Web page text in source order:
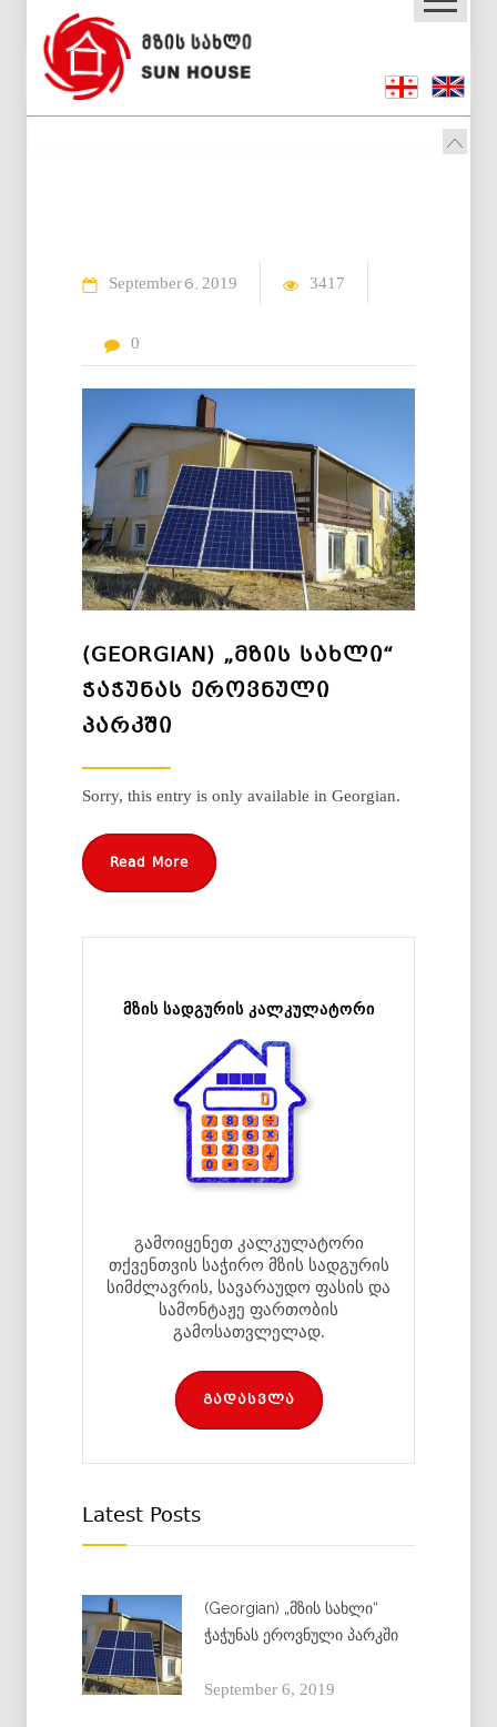
September 6 2019 3417
0
(GEORGIAN) „ᲛᲖᲘᲡ ᲡᲐᲮᲚᲘ“
ᲭᲐᲭᲣᲜᲐᲡ ᲔᲠᲝᲕᲜᲣᲚᲘ
ᲞᲐᲠᲙᲨᲘ
Sorry, this entry is only available in Georgian.
Read More
მზის სადგურის კალკულატორი
გამოიყენეთ კალკულატორი
თქვენთვის საჭირო მზის სადგურის
სიმძლავრის, სავარაუდო ფასის და
სამონტაჟე ფართობის
გამოსათვლელად.
გადასვლა
Latest Posts
(Georgian) „მზის სახლი“
ჭაჭუნას ეროვნული პარკში
September 6, 2019